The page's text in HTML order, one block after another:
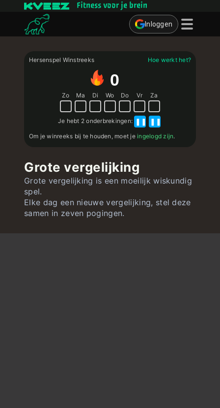
Fitness voor je brein
Inloggen
Quizzen
Gebruiker
Contact
Hersenspel Winstreeks Hoe werkt het?
0
Zo Ma Di Wo Do Vr Za
Je hebt 2 onderbrekingen: ❚❚ ❚❚
Om je winreeks bij te houden, moet jeingelogd zijn.
Grote vergelijking
Grote vergelijking is een moeilijk wiskundig
spel.
Elke dag een nieuwe vergelijking, stel deze
samen in zeven pogingen.